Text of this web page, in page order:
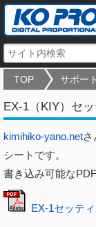
TOP サポー
EX-1（KIY）セ
kimihiko-yano.net
シートです。
書き込み可能な
EX-1セッテ